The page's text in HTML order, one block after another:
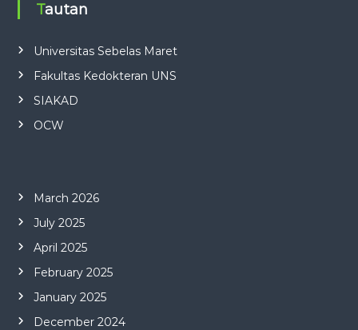
Tautan
Universitas Sebelas Maret
Fakultas Kedokteran UNS
SIAKAD
OCW
March 2026
July 2025
April 2025
February 2025
January 2025
December 2024